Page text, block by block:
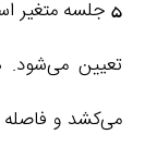
5 جلسه
می‌کشد و